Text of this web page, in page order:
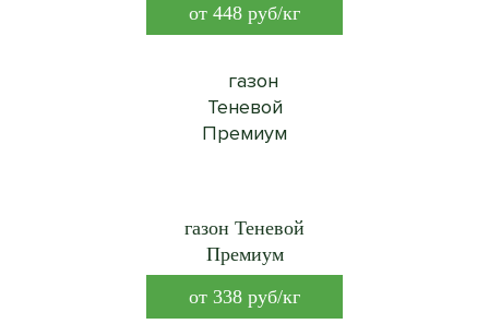
от 448 руб/кг
газон Теневой
Премиум
от 338 руб/кг